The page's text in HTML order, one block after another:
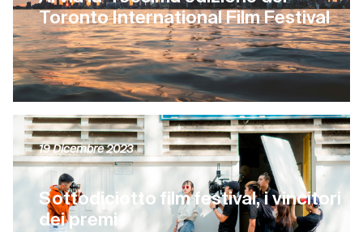
Toronto International Film Festival
Sottodiciotto film festival, i vincitori
dei premi
19 Dicembre 2023